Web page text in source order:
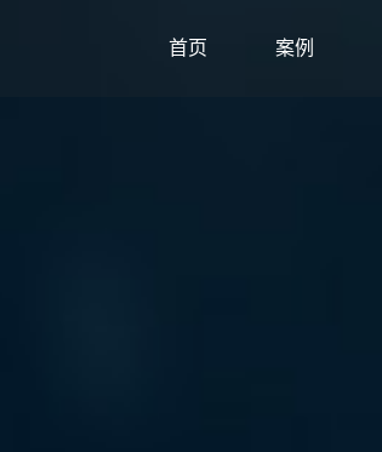
首页 案例